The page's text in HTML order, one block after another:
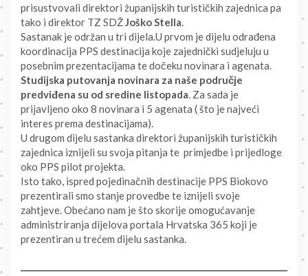
prisustvovali direktori županijskih turističkih zajednica pa
tako i direktor TZ SDŽJoško Stella.
Sastanak je održan u tri dijela.U prvom je dijelu odrađena
koordinacija PPS destinacija koje zajednički sudjeluju u
posebnim prezentacijama te dočeku novinara i agenata.
Studijska putovanja novinara za naše područje
predviđena su od sredine listopada. Za sada je
prijavljeno oko 8 novinara i 5 agenata ( što je najveći
interes prema destinacijama).
U drugom dijelu sastanka direktori županijskih turističkih
zajednica iznijeli su svoja pitanja te primjedbe i prijedloge
oko PPS pilot projekta.
Isto tako, ispred pojedinačnih destinacije PPS Biokovo
prezentirali smo stanje provedbe te iznijeli svoje
zahtjeve. Obećano nam je što skorije omogućavanje
administriranja dijelova portala Hrvatska 365 koji je
prezentiran u trećem dijelu sastanka.